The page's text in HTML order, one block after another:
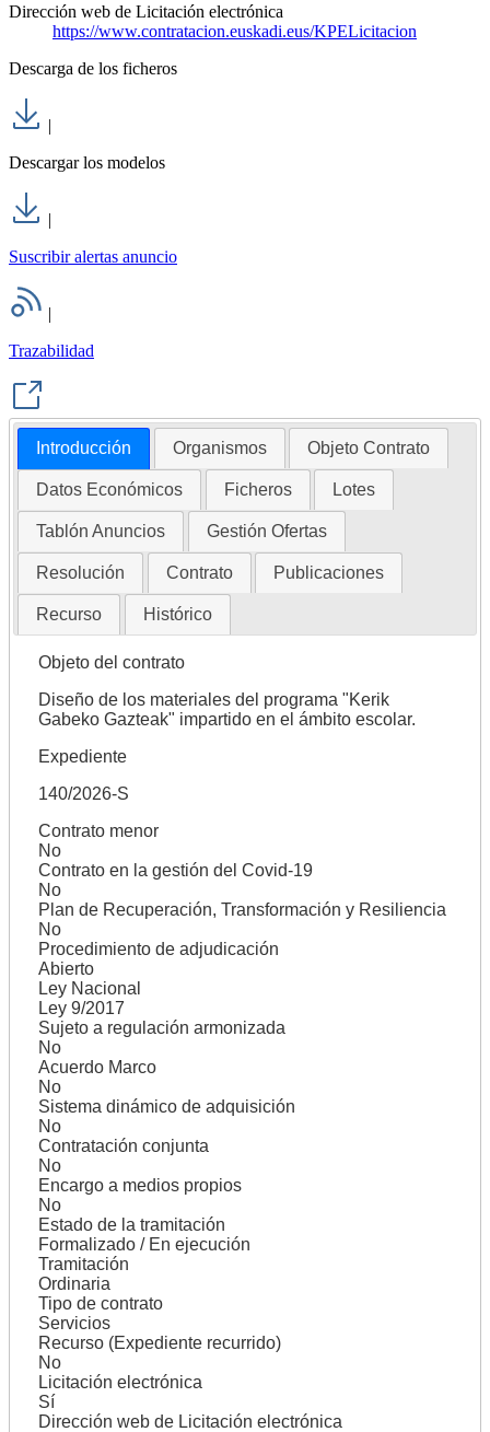
Dirección web de Licitación electrónica
https://www.contratacion.euskadi.eus/KPELicitacion
Descarga de los ficheros
|
Descargar los modelos
|
Suscribir alertas anuncio
|
Trazabilidad
Introducción Organismos Objeto Contrato
Datos Económicos Ficheros Lotes
Tablón Anuncios Gestión Ofertas
Resolución Contrato Publicaciones
Recurso Histórico
Objeto del contrato
Diseño de los materiales del programa "Kerik
Gabeko Gazteak" impartido en el ámbito escolar.
Expediente
140/2026-S
Contrato menor
No
Contrato en la gestión del Covid-19
No
Plan de Recuperación, Transformación y Resiliencia
No
Procedimiento de adjudicación
Abierto
Ley Nacional
Ley 9/2017
Sujeto a regulación armonizada
No
Acuerdo Marco
No
Sistema dinámico de adquisición
No
Contratación conjunta
No
Encargo a medios propios
No
Estado de la tramitación
Formalizado / En ejecución
Tramitación
Ordinaria
Tipo de contrato
Servicios
Recurso (Expediente recurrido)
No
Licitación electrónica
Sí
Dirección web de Licitación electrónica